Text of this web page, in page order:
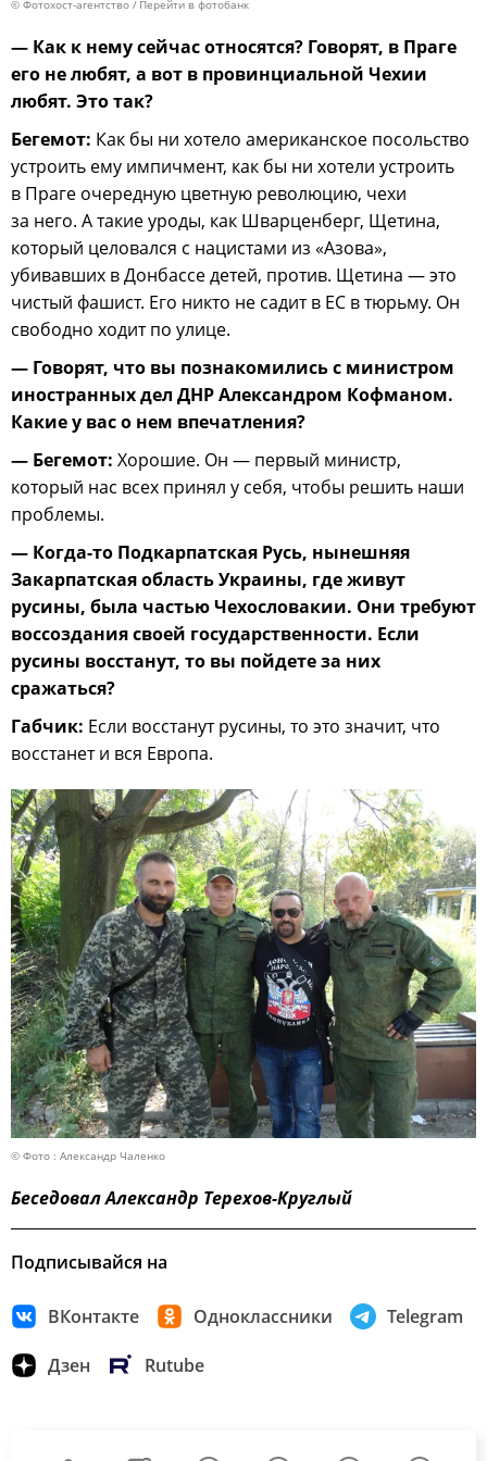
© Фотохост-агентство Перейти в фотобанк
— Как к нему сейчас относятся? Говорят, в Праге
его не любят, а вот в провинциальной Чехии
любят. Это так?
Бегемот: Как бы ни хотело американское посольство
устроить ему импичмент, как бы ни хотели устроить
в Праге очередную цветную революцию, чехи
за него. А такие уроды, как Шварценберг, Щетина,
который целовался с нацистами из «Азова»,
убивавших в Донбассе детей, против. Щетина — это
чистый фашист. Его никто не садит в ЕС в тюрьму. Он
свободно ходит по улице.
— Говорят, что вы познакомились с министром
иностранных дел ДНР Александром Кофманом.
Какие у вас о нем впечатления?
— Бегемот: Хорошие. Он — первый министр,
который нас всех принял у себя, чтобы решить наши
проблемы.
— Когда-то Подкарпатская Русь, нынешняя
Закарпатская область Украины, где живут
русины, была частью Чехословакии. Они требуют
воссоздания своей государственности. Если
русины восстанут, то вы пойдете за них
сражаться?
Габчик: Если восстанут русины, то это значит, что
восстанет и вся Европа.
© Фото : Александр Чаленко
Беседовал Александр Терехов-Круглый
Подписывайся на
ВКонтакте Одноклассники Telegram
Дзен Rutube